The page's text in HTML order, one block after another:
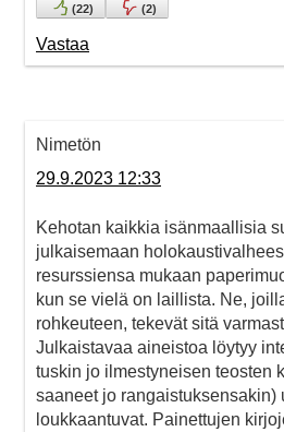
(22) (2)
Vastaa
Nimetön
29.9.2023 12:33
Kehotan kaikkia isänmaallisia
julkaisemaan
resurssiensa mukaan
kun se vielä on laillista. Ne,
rohkeuteen, tekevät sitä
Julkaistavaa aineistoa löytyy
tuskin jo ilmestyneisen teosten
saaneet jo rangaistuksensakin)
loukkaantuvat. Painettujen